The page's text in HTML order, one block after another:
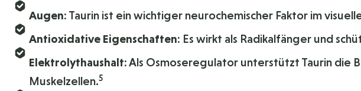
Augen: Taurin ist ein wichtiger neurochemischer Faktor im
Antioxidative Eigenschaften: Es wirkt als Radikalfänger und
Elektrolythaushalt:Als Osmoseregulator unterstützt Taurin die
Muskelzellen.5